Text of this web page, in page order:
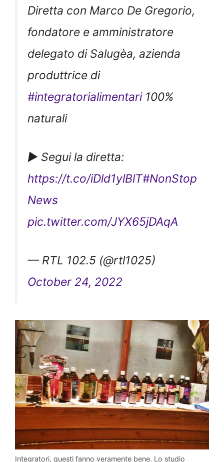
Diretta con Marco De Gregorio,
fondatore e amministratore
delegato di Salugèa, azienda
produttrice di
#integratorialimentari100%
naturali
▶️ Segui la diretta:
https://t.co/iDld1ylBlT#NonStop
News
pic.twitter.com/JYX65jDAqA
— RTL 102.5 (@rtl1025)
October 24, 2022